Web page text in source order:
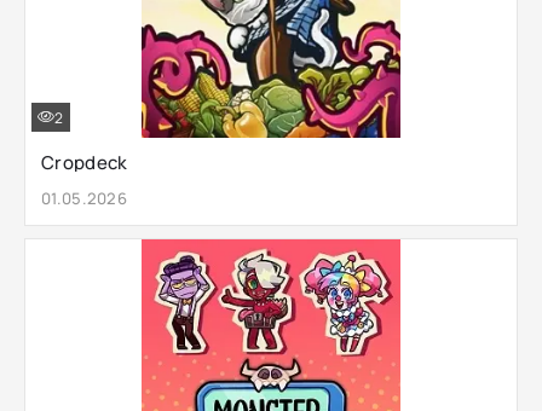
Cropdeck
01.05.2026
2